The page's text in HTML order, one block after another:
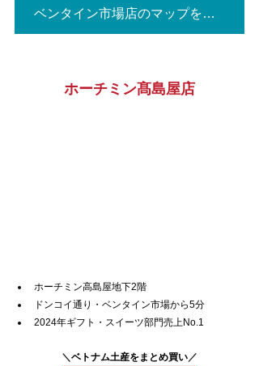
ベンタイン市場店のマップを見る▶
ホーチミン髙島屋店
ホーチミン高島屋地下2階
ドンコイ通り・ベンタイン市場から5分
2024年ギフト・スイーツ部門売上No.1
＼ベトナム土産をまとめ買い／